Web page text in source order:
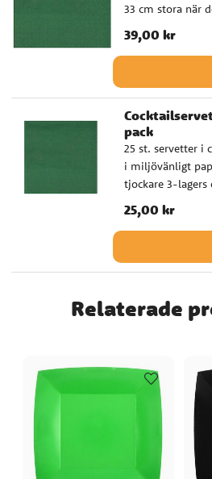
33 cm stora när
Pris:39,00 kr
39,00 kr
pack
25 st. servetter i
i miljövänligt
tjockare 3-lagers
när de är utvikta.
Pris:25,00 kr
25,00 kr
Relaterade